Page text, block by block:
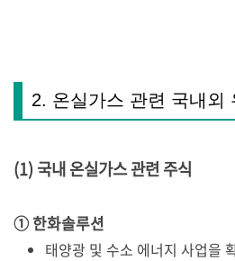
2. 온실가스 관련 국내외
(1) 국내 온실가스 관련 주식
① 한화솔루션
태양광 및 수소 에너지 사업을